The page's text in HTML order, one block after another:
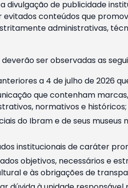
divulgação de publicidade
conteúdos que
administrativas,
ser observadas as
a 4 de julho de 2026
que contenham
normativos e históricos;
do Ibram e de seus museus
institucionais de caráter
objetivos, necessários e
e às obrigações de